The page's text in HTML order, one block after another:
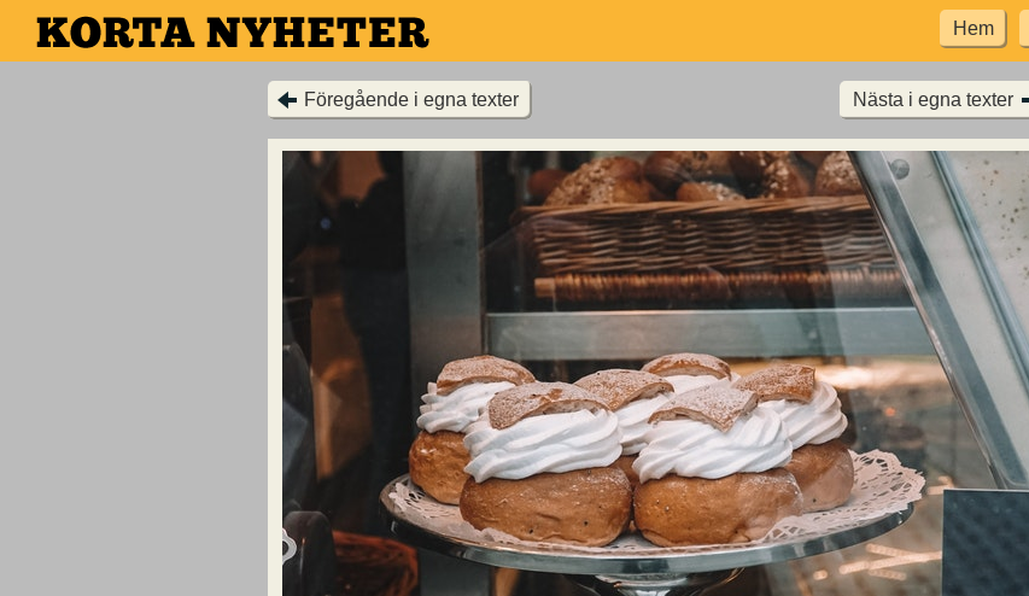
Hoppa
till
Hem
Föregående i egna texter Nästa i egna texter